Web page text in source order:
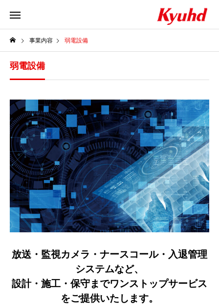
事業内容 弱電設備
弱電設備
放送・監視カメラ・ナースコール・入退管理
システムなど、
設計・施工・保守までワンストップサービス
をご提供いたします。